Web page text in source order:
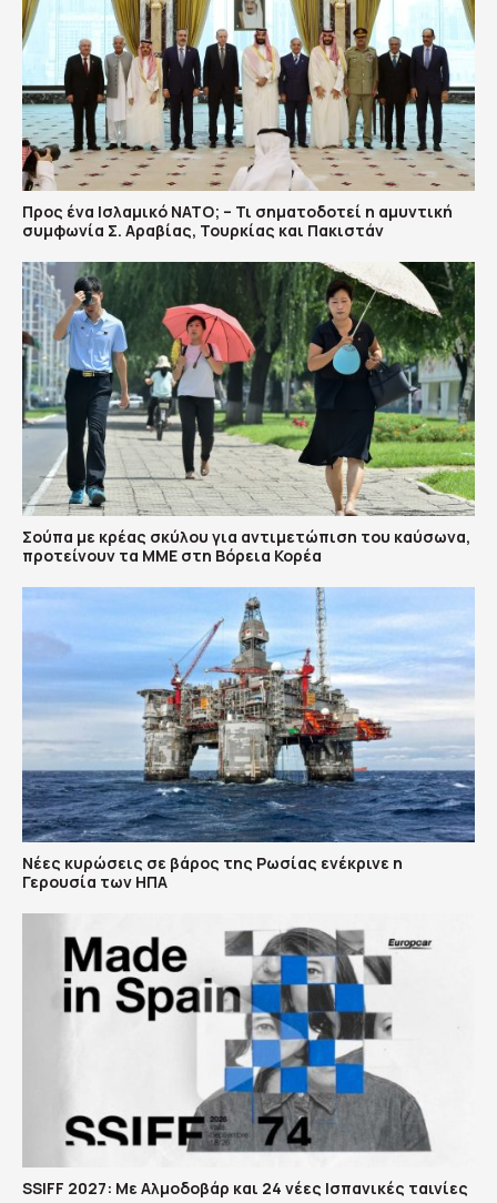
Προς ένα Ισλαμικό ΝΑΤΟ; – Τι σηματοδοτεί η αμυντική
συμφωνία Σ. Αραβίας, Τουρκίας και Πακιστάν
Σούπα με κρέας σκύλου για αντιμετώπιση του καύσωνα,
προτείνουν τα ΜΜΕ στη Βόρεια Κορέα
Νέες κυρώσεις σε βάρος της Ρωσίας ενέκρινε η
Γερουσία των ΗΠΑ
SSIFF 2027: Με Αλμοδοβάρ και 24 νέες Ισπανικές ταινίες